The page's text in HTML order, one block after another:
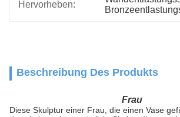
Hervorheben:
Beschreibung Des Produkts
Frau
Diese Skulptur einer Frau, die einen Vase